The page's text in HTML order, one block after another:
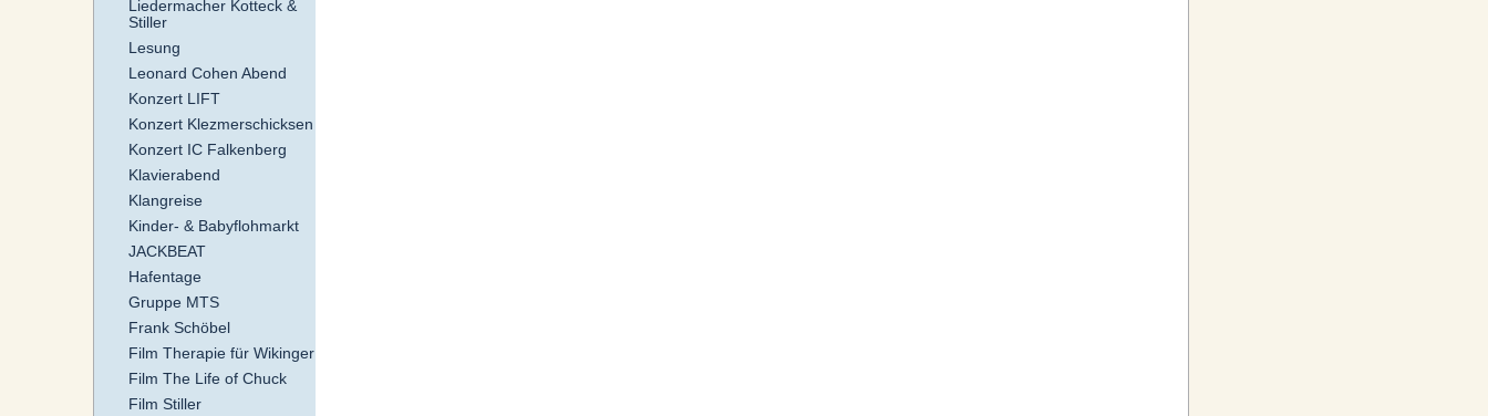
Liedermacher Kotteck &
Stiller
Lesung
Leonard Cohen Abend
Konzert LIFT
Konzert Klezmerschicksen
Konzert IC Falkenberg
Klavierabend
Klangreise
Kinder- & Babyflohmarkt
JACKBEAT
Hafentage
Gruppe MTS
Frank Schöbel
Film Therapie für Wikinger
Film The Life of Chuck
Film Stiller